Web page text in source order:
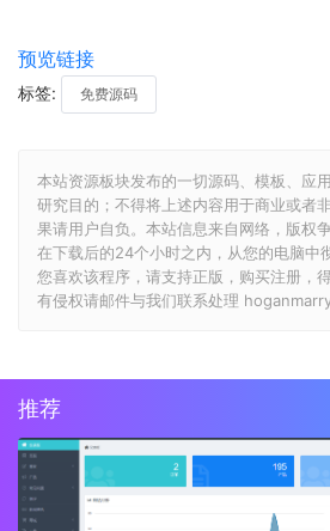
预览链接
标签: 免费源码
本站资源板块发布的一切源码、模板、应
研究目的；不得将上述内容用于商业或者
果请用户自负。本站信息来自网络，版权
在下载后的24个小时之内，从您的电脑中
您喜欢该程序，请支持正版，购买注册，
有侵权请邮件与我们联系处理
推荐